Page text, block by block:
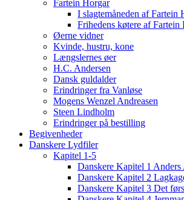
Fartein Horgar
I slagtemåneden af Fartein
Frihedens køtere af Fartein
Øerne vidner
Kvinde, hustru, kone
Længslernes øer
H.C. Andersen
Dansk guldalder
Erindringer fra Vanløse
Mogens Wenzel Andreasen
Steen Lindholm
Erindringer på bestilling
Begivenheder
Danskere Lydfiler
Kapitel 1-5
Danskere Kapitel 1
Danskere Kapitel 2
Danskere Kapitel 3 Det